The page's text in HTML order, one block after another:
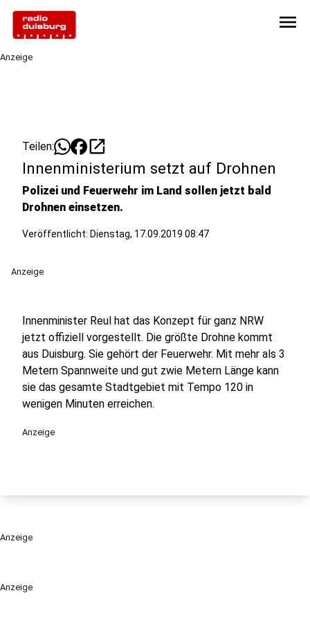
menu
Anzeige
Anzeige
Teilen: open_in_new
Innenministerium setzt auf Drohnen
Polizei und Feuerwehr im Land sollen jetzt bald
Drohnen einsetzen.
Veröffentlicht: Dienstag, 17.09.2019 08:47
Anzeige
Innenminister Reul hat das Konzept für ganz NRW
jetzt offiziell vorgestellt. Die größte Drohne kommt
aus Duisburg. Sie gehört der Feuerwehr. Mit mehr als 3
Metern Spannweite und gut zwie Metern Länge kann
sie das gesamte Stadtgebiet mit Tempo 120 in
wenigen Minuten erreichen.
Anzeige
Anzeige